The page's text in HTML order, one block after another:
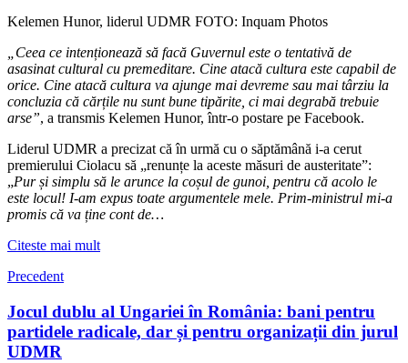
Kelemen Hunor, liderul UDMR FOTO: Inquam Photos
„Ceea ce intenționează să facă Guvernul este o tentativă de
asasinat cultural cu premeditare. Cine atacă cultura este capabil de
orice. Cine atacă cultura va ajunge mai devreme sau mai târziu la
concluzia că cărțile nu sunt bune tipărite, ci mai degrabă trebuie
arse”, a transmis Kelemen Hunor, într-o postare pe Facebook.
Liderul UDMR a precizat că în urmă cu o săptămână i-a cerut
premierului Ciolacu să „renunțe la aceste măsuri de austeritate”:
„Pur și simplu să le arunce la coșul de gunoi, pentru că acolo le
este locul! I-am expus toate argumentele mele. Prim-ministrul mi-a
promis că va ține cont de…
Citeste mai mult
Precedent
Jocul dublu al Ungariei în România: bani pentru
partidele radicale, dar și pentru organizații din jurul
UDMR